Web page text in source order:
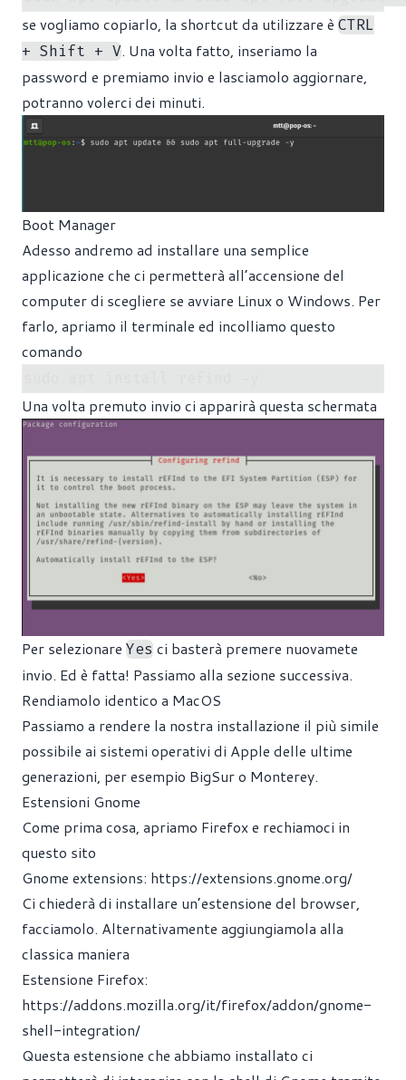
se vogliamo copiarlo, la shortcut da utilizzare è CTRL
+ Shift + V. Una volta fatto, inseriamo la
password e premiamo invio e lasciamolo aggiornare,
potranno volerci dei minuti.
Boot Manager
Adesso andremo ad installare una semplice
applicazione che ci permetterà all’accensione del
computer di scegliere se avviare Linux o Windows. Per
farlo, apriamo il terminale ed incolliamo questo
comando
Una volta premuto invio ci apparirà questa schermata
Per selezionare Yes ci basterà premere nuovamete
invio. Ed è fatta! Passiamo alla sezione successiva.
Rendiamolo identico a MacOS
Passiamo a rendere la nostra installazione il più simile
possibile ai sistemi operativi di Apple delle ultime
generazioni, per esempio BigSur o Monterey.
Estensioni Gnome
Come prima cosa, apriamo Firefox e rechiamoci in
questo sito
Gnome extensions: https://extensions.gnome.org/
Ci chiederà di installare un’estensione del browser,
facciamolo. Alternativamente aggiungiamola alla
classica maniera
Estensione Firefox:
https://addons.mozilla.org/it/firefox/addon/gnome-
shell-integration/
Questa estensione che abbiamo installato ci